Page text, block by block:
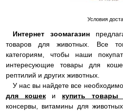
Условия
Интернет зоомагазин
товаров для животных. Все
категориям, чтобы наши
интересующие товары для
рептилий и других животных.
У нас вы найдете все
для кошеки купить товары
консервы, витамины для